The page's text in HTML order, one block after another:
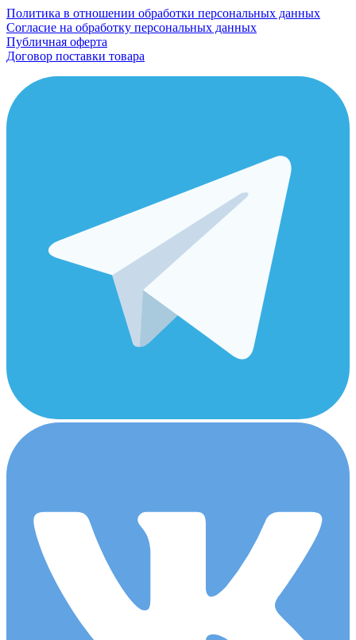
Политика в отношении обработки персональных данных
Согласие на обработку персональных данных
Публичная оферта
Договор поставки товара